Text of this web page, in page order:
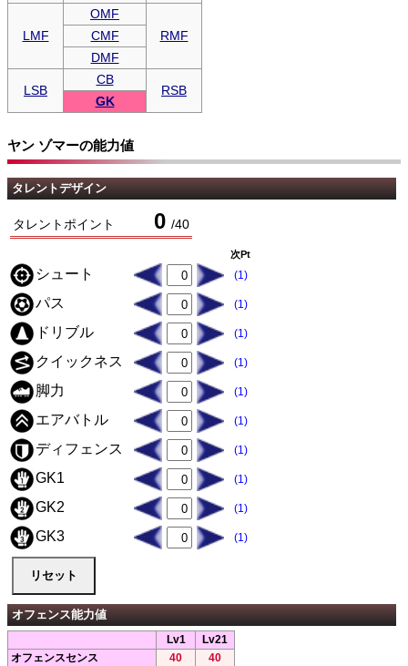
LMF
OMF
RMF
CMF
DMF
LSB
CB
RSB
GK
ヤン ゾマーの能力値
タレントデザイン
タレントポイント 0 /40
次Pt
シュート (1)
パス (1)
ドリブル (1)
クイックネス (1)
脚力 (1)
エアバトル (1)
ディフェンス (1)
GK1 (1)
GK2 (1)
GK3 (1)
オフェンス能力値
Lv1
Lv21
オフェンスセンス
40 40